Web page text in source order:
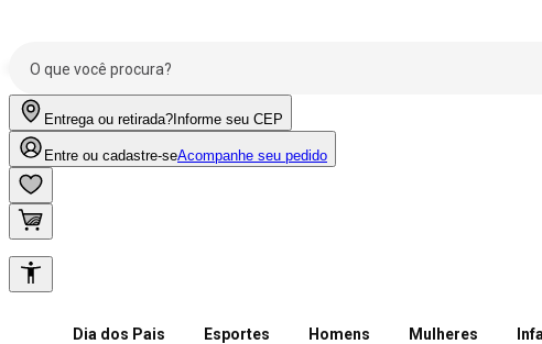
Entrega ou retirada? Informe seu CEP
Entre ou cadastre-seAcompanhe seu pedido
Dia dos Pais Esportes Homens Mulheres